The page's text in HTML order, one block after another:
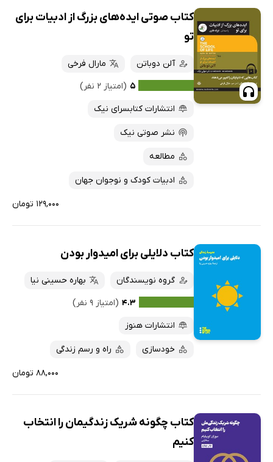
کتاب صوتی ایده‌های بزرگ از ادبیات برای
تو
آلن دوباتن
مارال فرخی
۵ (امتیاز ۲ نفر)
انتشارات کتابسرای نیک
نشر صوتی نیک
مطالعه
ادبیات کودک و نوجوان جهان
۱۲۹,۰۰۰ تومان
کتاب دلایلی برای امیدوار بودن
گروه نویسندگان
بهاره حسینی نیا
۴.۳ (امتیاز ۹ نفر)
انتشارات هنوز
خودسازی راه و رسم زندگی
۸۸,۰۰۰ تومان
کتاب چگونه شریک زندگیمان را انتخاب
کنیم